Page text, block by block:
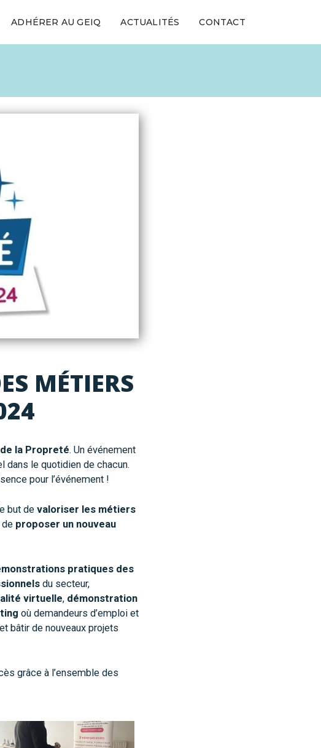
ADHÉRER AU GEIQ ACTUALITÉS CONTACT
MÉTIERS
la Propreté. Un événement
le quotidien de chacun.
pour l’événement !
but de valoriser les métiers
proposer un nouveau
pratiques des
du secteur,
virtuelle, démonstration
où demandeurs d’emploi et
bâtir de nouveaux projets
grâce à l’ensemble des